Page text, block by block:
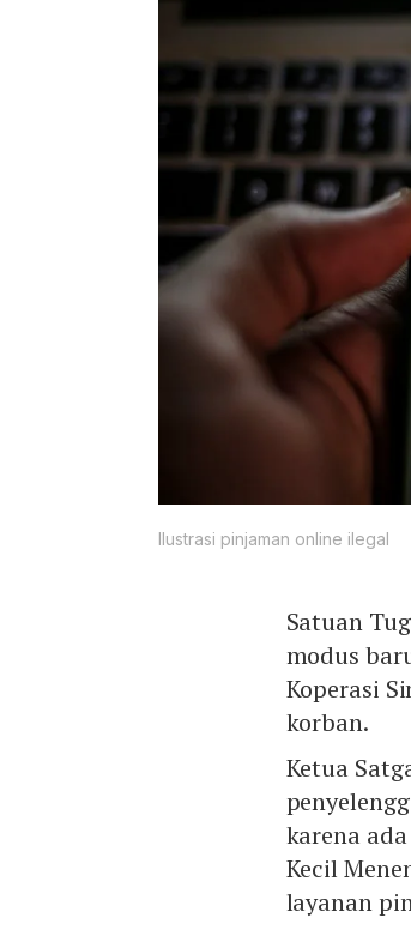
Ilustrasi pinjaman online ilegal
Satuan
modus
Koperasi
korban.
Ketua
karena
Kecil
layanan